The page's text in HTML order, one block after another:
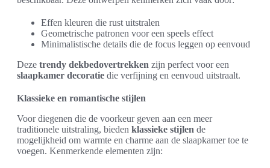
Effen kleuren die rust uitstralen
Geometrische patronen voor een speels effect
Minimalistische details die de focus leggen op eenvoud
Deze trendy dekbedovertrekken zijn perfect voor een
slaapkamer decoratie die verfijning en eenvoud uitstraalt.
Klassieke en romantische stijlen
Voor diegenen die de voorkeur geven aan een meer
traditionele uitstraling, bieden klassieke stijlen de
mogelijkheid om warmte en charme aan de slaapkamer toe te
voegen. Kenmerkende elementen zijn: